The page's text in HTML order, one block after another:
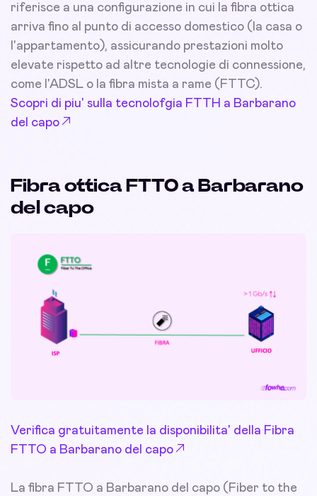
riferisce a una configurazione in cui la fibra ottica
arriva fino al punto di accesso domestico (la casa o
l'appartamento), assicurando prestazioni molto
elevate rispetto ad altre tecnologie di connessione,
come l'ADSL o la fibra mista a rame (FTTC).
Scopri di piu' sulla tecnolofgia FTTH a Barbarano
del capo
Fibra ottica FTTO a Barbarano
del capo
Verifica gratuitamente la disponibilita' della Fibra
FTTO a Barbarano del capo
La fibra FTTO a Barbarano del capo (Fiber to the